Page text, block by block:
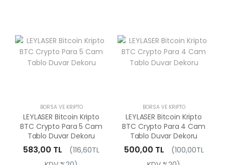
BORSA VE KRIPTO
LEYLASER Bitcoin Kripto
BTC Crypto Para 5 Cam
Tablo Duvar Dekoru
583,00 TL
(116,60TL
BORSA VE KRIPTO
LEYLASER Bitcoin Kripto
BTC Crypto Para 4 Cam
Tablo Duvar Dekoru
500,00 TL
(100,00TL